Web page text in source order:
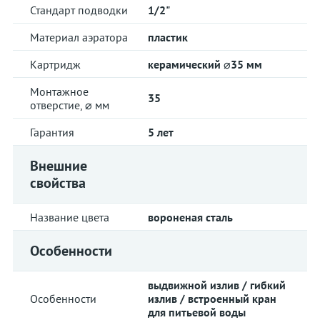
Стандарт подводки
1/2"
Материал аэратора
пластик
Картридж
керамический ⌀35 мм
Монтажное
отверстие, ⌀ мм
35
Гарантия 5 лет
Внешние
свойства
Название цвета вороненая сталь
Особенности
Особенности
выдвижной излив / гибкий
излив / встроенный кран
для питьевой воды